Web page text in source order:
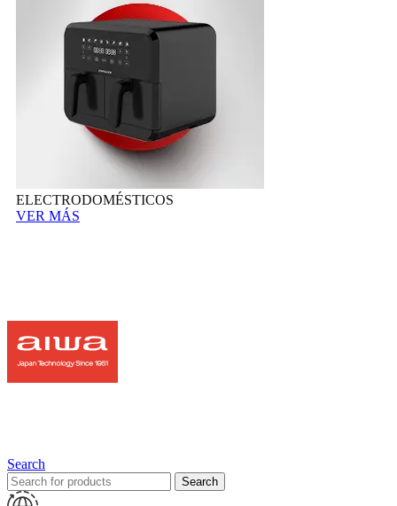
ELECTRODOMÉSTICOS
VER MÁS
Search
Search